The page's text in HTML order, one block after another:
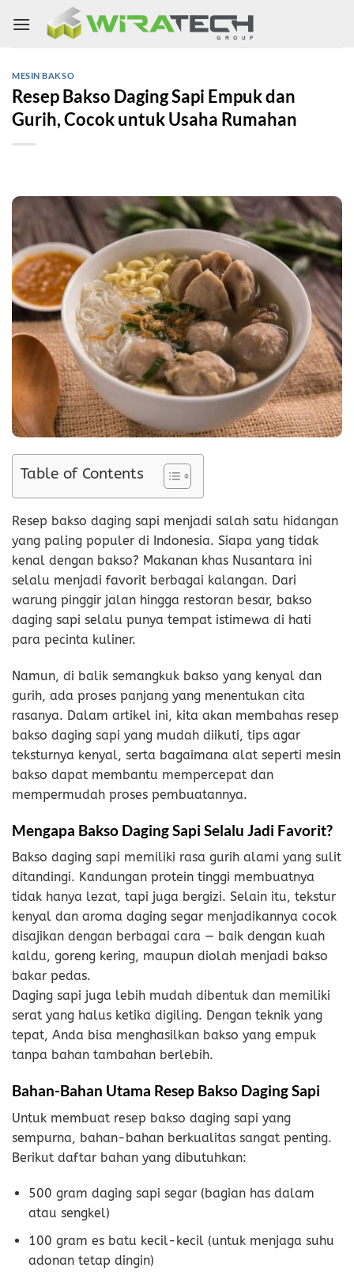
MESIN BAKSO
Resep Bakso Daging Sapi Empuk dan
Gurih, Cocok untuk Usaha Rumahan
Table of Contents
Resep bakso daging sapi menjadi salah satu hidangan
yang paling populer di Indonesia. Siapa yang tidak
kenal dengan bakso? Makanan khas Nusantara ini
selalu menjadi favorit berbagai kalangan. Dari
warung pinggir jalan hingga restoran besar, bakso
daging sapi selalu punya tempat istimewa di hati
para pecinta kuliner.
Namun, di balik semangkuk bakso yang kenyal dan
gurih, ada proses panjang yang menentukan cita
rasanya. Dalam artikel ini, kita akan membahas resep
bakso daging sapi yang mudah diikuti, tips agar
teksturnya kenyal, serta bagaimana alat seperti mesin
bakso dapat membantu mempercepat dan
mempermudah proses pembuatannya.
Mengapa Bakso Daging Sapi Selalu Jadi Favorit?
Bakso daging sapi memiliki rasa gurih alami yang sulit
ditandingi. Kandungan protein tinggi membuatnya
tidak hanya lezat, tapi juga bergizi. Selain itu, tekstur
kenyal dan aroma daging segar menjadikannya cocok
disajikan dengan berbagai cara — baik dengan kuah
kaldu, goreng kering, maupun diolah menjadi bakso
bakar pedas.
Daging sapi juga lebih mudah dibentuk dan memiliki
serat yang halus ketika digiling. Dengan teknik yang
tepat, Anda bisa menghasilkan bakso yang empuk
tanpa bahan tambahan berlebih.
Bahan-Bahan Utama Resep Bakso Daging Sapi
Untuk membuat resep bakso daging sapi yang
sempurna, bahan-bahan berkualitas sangat penting.
Berikut daftar bahan yang dibutuhkan:
500 gram daging sapi segar (bagian has dalam
atau sengkel)
100 gram es batu kecil-kecil (untuk menjaga suhu
adonan tetap dingin)